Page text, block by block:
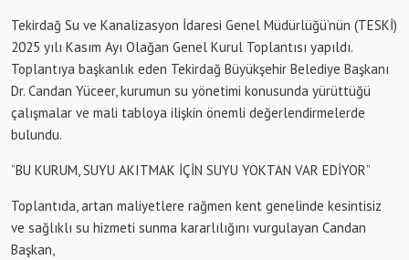
Tekirdağ Su ve Kanalizasyon İdaresi Genel Müdürlüğü’nün (TESKİ)
2025 yılı Kasım Ayı Olağan Genel Kurul Toplantısı yapıldı.
Toplantıya başkanlık eden Tekirdağ Büyükşehir Belediye Başkanı
Dr. Candan Yüceer, kurumun su yönetimi konusunda yürüttüğü
çalışmalar ve mali tabloya ilişkin önemli değerlendirmelerde
bulundu.
“BU KURUM, SUYU AKITMAK İÇİN SUYU YOKTAN VAR EDİYOR”
Toplantıda, artan maliyetlere rağmen kent genelinde kesintisiz
ve sağlıklı su hizmeti sunma kararlılığını vurgulayan Candan
Başkan,